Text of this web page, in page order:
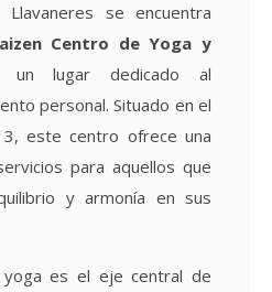
se encuentra
Centro de Yoga y
un lugar dedicado al
personal. Situado en el
3, este centro ofrece una
para aquellos que
y armonía en sus
yoga es el eje central de